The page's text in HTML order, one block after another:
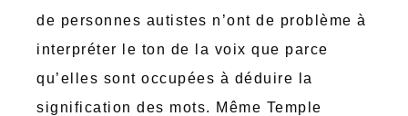
de personnes autistes n’ont de problème à
interpréter le ton de la voix que parce
qu’elles sont occupées à déduire la
signification des mots. Même Temple